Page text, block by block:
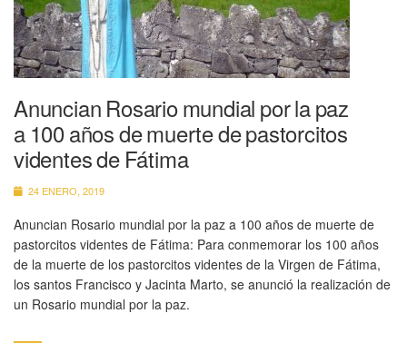
Anuncian Rosario mundial por la paz
a 100 años de muerte de pastorcitos
videntes de Fátima
24 ENERO, 2019
Anuncian Rosario mundial por la paz a 100 años de muerte de
pastorcitos videntes de Fátima: Para conmemorar los 100 años
de la muerte de los pastorcitos videntes de la Virgen de Fátima,
los santos Francisco y Jacinta Marto, se anunció la realización de
un Rosario mundial por la paz.